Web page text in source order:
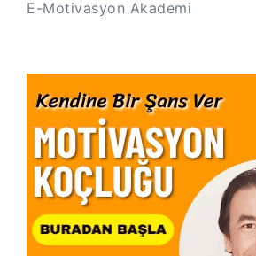
E-Motivasyon Akademi